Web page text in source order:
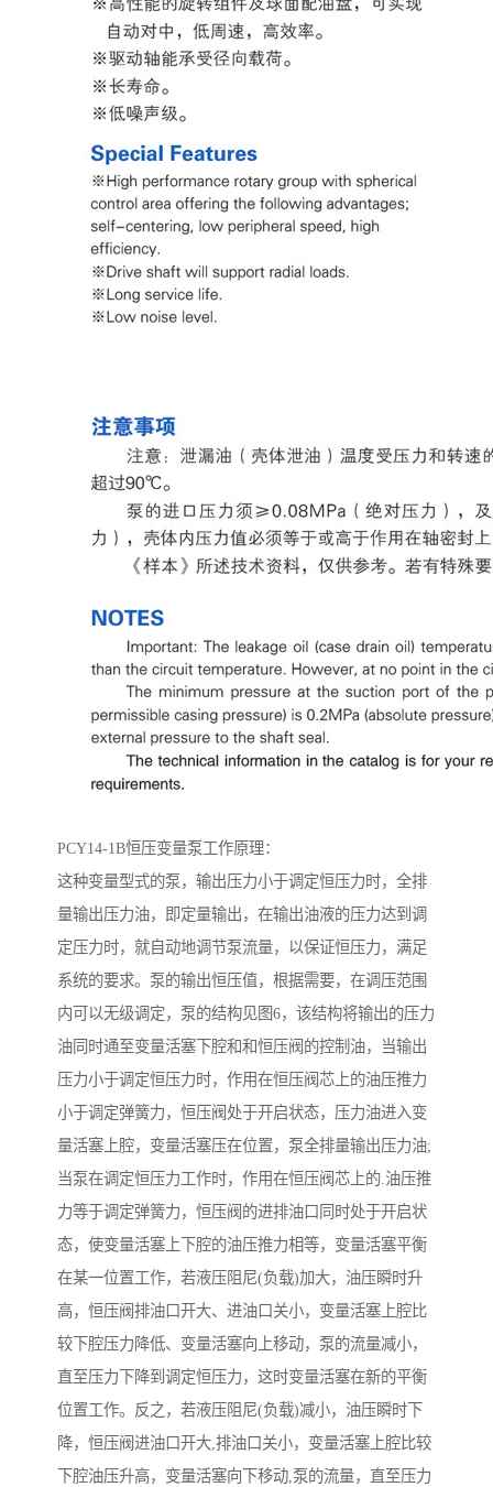
PCY14-1B恒压变量泵工作原理：
这种变量型式的泵，输出压力小于调定恒压力时，全排
量输出压力油，即定量输出，在输出油液的压力达到调
定压力时，就自动地调节泵流量，以保证恒压力，满足
系统的要求。泵的输出恒压值，根据需要，在调压范围
内可以无级调定，泵的结构见图6，该结构将输出的压力
油同时通至变量活塞下腔和和恒压阀的控制油，当输出
压力小于调定恒压力时，作用在恒压阀芯上的油压推力
小于调定弹簧力，恒压阀处于开启状态，压力油进入变
量活塞上腔，变量活塞压在位置，泵全排量输出压力油;
当泵在调定恒压力工作时，作用在恒压阀芯上的.油压推
力等于调定弹簧力，恒压阀的进排油口同时处于开启状
态，使变量活塞上下腔的油压推力相等，变量活塞平衡
在某一位置工作，若液压阻尼(负载)加大，油压瞬时升
高，恒压阀排油口开大、进油口关小，变量活塞上腔比
较下腔压力降低、变量活塞向上移动，泵的流量减小，
直至压力下降到调定恒压力，这时变量活塞在新的平衡
位置工作。反之，若液压阻尼(负载)减小，油压瞬时下
降，恒压阀进油口开大,排油口关小，变量活塞上腔比较
下腔油压升高，变量活塞向下移动,泵的流量，直至压力